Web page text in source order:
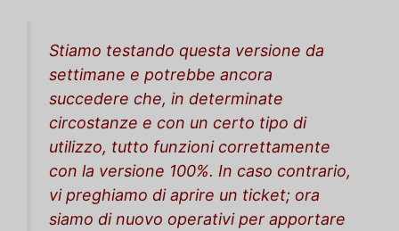
Stiamo testando questa versione da
settimane e potrebbe ancora
succedere che, in determinate
circostanze e con un certo tipo di
utilizzo, tutto funzioni correttamente
con la versione 100%. In caso contrario,
vi preghiamo di aprire un ticket; ora
siamo di nuovo operativi per apportare